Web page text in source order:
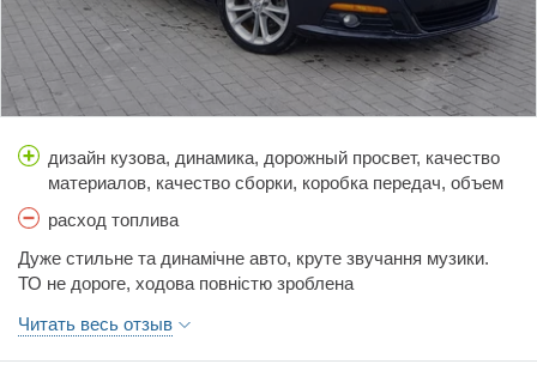
дизайн кузова, динамика, дорожный просвет, качество
материалов, качество сборки, коробка передач, объем
тормоза, управляемость, цена, шумоизоляция
расход топлива
Дуже стильне та динамічне авто, круте звучання музики.
ТО не дороге, ходова повністю зроблена
Читать весь отзыв